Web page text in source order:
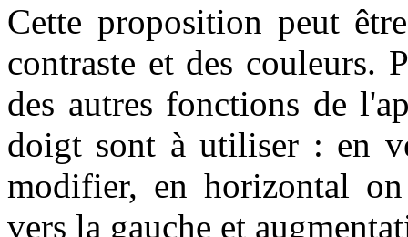
Cette proposition peut
contraste et des couleurs.
des autres fonctions de
doigt sont à utiliser : en
modifier, en horizontal
vers la gauche et